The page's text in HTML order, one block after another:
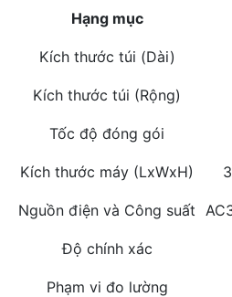
Hạng mục
Kích thước túi (Dài)
Kích thước túi (Rộng)
Tốc độ đóng gói
Kích thước máy (LxWxH)
Nguồn điện và Công suất
Độ chính xác
Phạm vi đo lường